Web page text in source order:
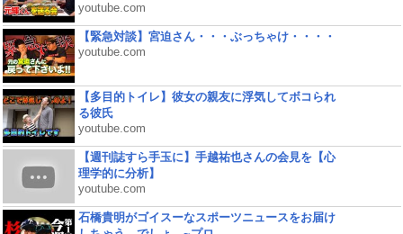
youtube.com
【緊急対談】宮迫さん・・・ぶっちゃけ・・・・
youtube.com
【多目的トイレ】彼女の親友に浮気してボコられ
る彼氏
youtube.com
【週刊誌すら手玉に】手越祐也さんの会見を【心
理学的に分析】
youtube.com
石橋貴明がゴイスーなスポーツニュースをお届け